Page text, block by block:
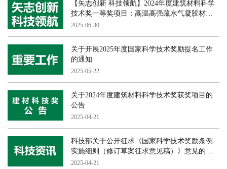
【矢志创新 科技领航】2024年度建筑材料科学
技术奖一等奖项目：高温高强疏水气凝胶材料
关键技术与应用
2025-06-30
关于开展2025年度国家科学技术奖励提名工作
的通知
2025-05-22
关于2024年度建筑材料科学技术奖获奖项目的
公告
2025-04-21
科技部关于公开征求《国家科学技术奖励条例
实施细则（修订草案征求意见稿）》意见的通
知
2025-04-21